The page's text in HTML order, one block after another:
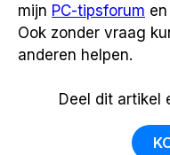
mijn PC-tipsforum
Ook zonder vraag
anderen helpen.
Deel dit artikel